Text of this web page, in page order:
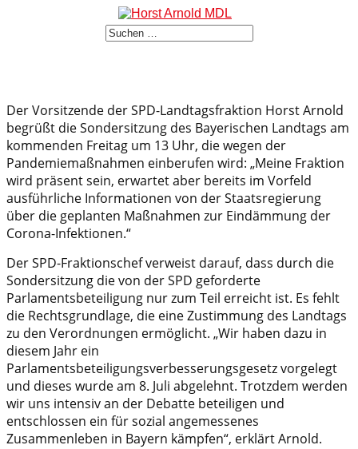
Der Vorsitzende der SPD-Landtagsfraktion Horst Arnold
begrüßt die Sondersitzung des Bayerischen Landtags am
kommenden Freitag um 13 Uhr, die wegen der
Pandemiemaßnahmen einberufen wird: „Meine Fraktion
wird präsent sein, erwartet aber bereits im Vorfeld
ausführliche Informationen von der Staatsregierung
über die geplanten Maßnahmen zur Eindämmung der
Corona-Infektionen.“
Der SPD-Fraktionschef verweist darauf, dass durch die
Sondersitzung die von der SPD geforderte
Parlamentsbeteiligung nur zum Teil erreicht ist. Es fehlt
die Rechtsgrundlage, die eine Zustimmung des Landtags
zu den Verordnungen ermöglicht. „Wir haben dazu in
diesem Jahr ein
Parlamentsbeteiligungsverbesserungsgesetz vorgelegt
und dieses wurde am 8. Juli abgelehnt. Trotzdem werden
wir uns intensiv an der Debatte beteiligen und
entschlossen ein für sozial angemessenes
Zusammenleben in Bayern kämpfen“, erklärt Arnold.